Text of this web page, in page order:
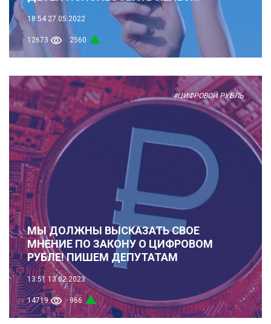
18:54 27.05.2022
12673 2560
#ЦИФРОВОЙ РУБЛЬ
МЫ ДОЛЖНЫ ВЫСКАЗАТЬ СВОЕ
МНЕНИЕ ПО ЗАКОНУ О ЦИФРОВОМ
РУБЛЕ! ПИШЕМ ДЕПУТАТАМ
13:51 13.02.2023
14719 966